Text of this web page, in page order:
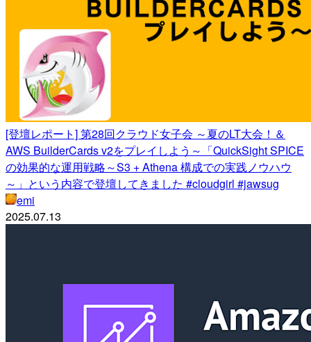
[登壇レポート] 第28回クラウド女子会 ～夏のLT大会！＆
AWS BuilderCards v2をプレイしよう～「QuickSight SPICE
の効果的な運用戦略～S3 + Athena 構成での実践ノウハウ
～」という内容で登壇してきました #cloudgirl #jawsug
emi
2025.07.13